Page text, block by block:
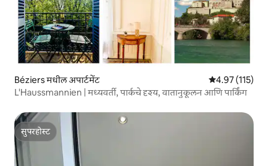
Béziers मधील अपार्टमेंट 5 पैकी 4.97
4.97 (115)
L'Haussmannien | मध्यवर्ती, पार्कचे दृश्य, वातानुकूलन आणि पार्किंग
सुपरहोस्ट
सुपरहोस्ट